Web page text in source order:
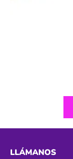
LLÁMANOS